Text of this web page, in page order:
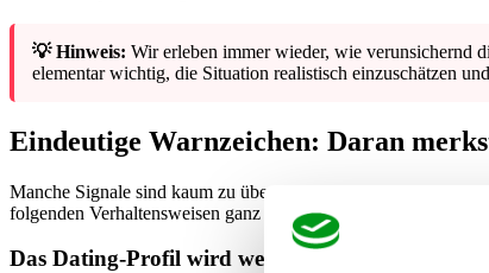
💡 Hinweis: Wir erleben immer wieder, wie verunsichernd
elementar wichtig, die Situation realistisch einzuschätzen
Eindeutige Warnzeichen: Daran
Manche Signale sind kaum zu übersehen, wenn du einmal
folgenden Verhaltensweisen ganz genau hinsehen. Wir haben
Das Dating-Profil wird weiterhin fleißig gepflegt